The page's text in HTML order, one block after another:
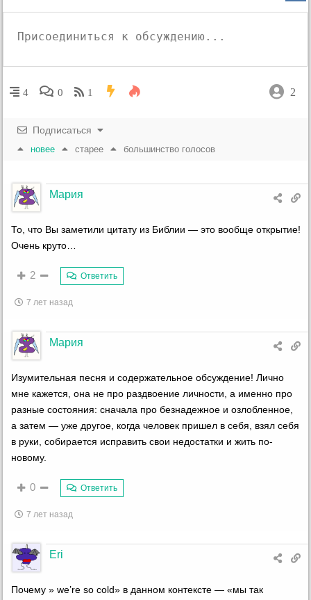
4 0 1 2
Подписаться
новее старее большинство голосов
Мария
То, что Вы заметили цитату из Библии — это вообще открытие!
Очень круто…
2 Ответить
7 лет назад
Мария
Изумительная песня и содержательное обсуждение! Лично
мне кажется, она не про раздвоение личности, а именно про
разные состояния: сначала про безнадежное и озлобленное,
а затем — уже другое, когда человек пришел в себя, взял себя
в руки, собирается исправить свои недостатки и жить по-
новому.
0 Ответить
7 лет назад
Eri
Почему » we’re so cold» в данном контексте — «мы так